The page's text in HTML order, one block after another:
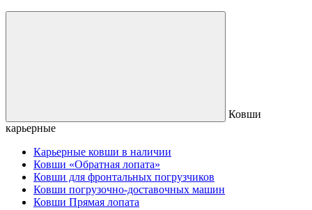
Ковши
карьерные
Карьерные ковши в наличии
Ковши «Обратная лопата»
Ковши для фронтальных погрузчиков
Ковши погрузочно-доставочных машин
Ковши Прямая лопата